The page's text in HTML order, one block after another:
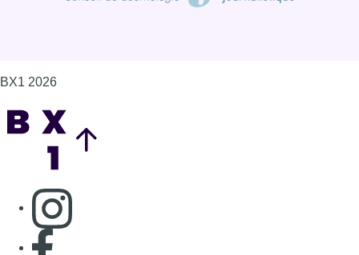
BX1 2026
Consulter page Instagram
Consulter page Facebook